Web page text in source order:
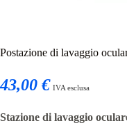
Postazione di lavaggio
43,00 € IVA esclusa
Stazione di lavaggio